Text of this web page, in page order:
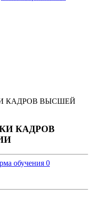
КАДРОВ ВЫСШЕЙ
КАДРОВ
обучения 0